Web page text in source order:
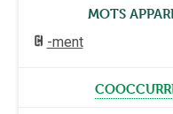
Mots
-ment